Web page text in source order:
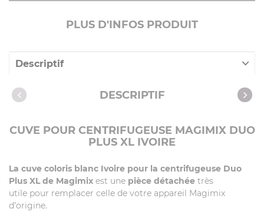
PLUS D'INFOS PRODUIT
Descriptif
Caractéristiques DESCRIPTIF
CUVE POUR CENTRIFUGEUSE MAGIMIX DUO
PLUS XL IVOIRE
La cuve coloris blanc Ivoire pour la centrifugeuse Duo
Plus XL de Magimix est une pièce détachée très
utile pour remplacer celle de votre appareil Magimix
d’origine.